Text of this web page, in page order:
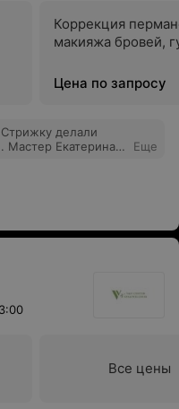
Коррекция
макияжа бровей,
Цена по запросу
делали
Мастер Екатерина
Еще
Все цены